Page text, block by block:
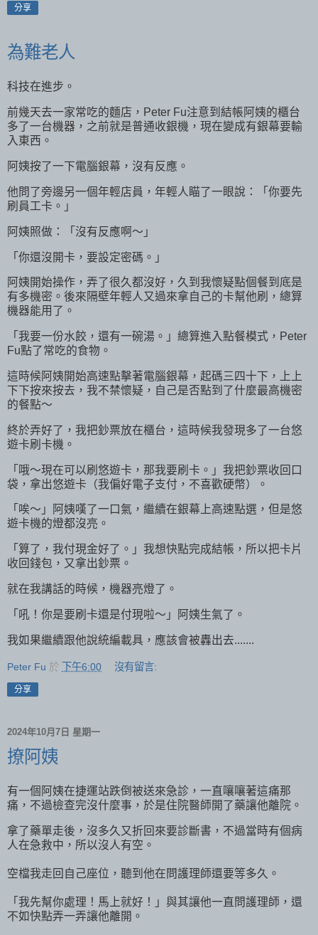
分享
為難老人
科技在進步。
前幾天去一家常吃的麵店，Peter Fu注意到結帳阿姨的櫃台
多了一台機器，之前就是普通收銀機，現在變成有銀幕要輸
入東西。
阿姨按了一下電腦銀幕，沒有反應。
他問了旁邊另一個年輕店員，年輕人瞄了一眼說：「你要先
刷員工卡。」
阿姨照做：「沒有反應啊～」
「你還沒開卡，要設定密碼。」
阿姨開始操作，弄了很久都沒好，久到我懷疑點個餐到底是
有多機密。後來隔壁年輕人又過來拿自己的卡幫他刷，總算
機器能用了。
「我要一份水餃，還有一碗湯。」總算進入點餐模式，Peter
Fu點了常吃的食物。
這時候阿姨開始高速點擊著電腦銀幕，起碼三四十下，上上
下下按來按去，我不禁懷疑，自己是否點到了什麼最高機密
的餐點～
終於弄好了，我把鈔票放在櫃台，這時候我發現多了一台悠
遊卡刷卡機。
「哦～現在可以刷悠遊卡，那我要刷卡。」我把鈔票收回口
袋，拿出悠遊卡（我偏好電子支付，不喜歡硬幣）。
「唉～」阿姨嘆了一口氣，繼續在銀幕上高速點選，但是悠
遊卡機的燈都沒亮。
「算了，我付現金好了。」我想快點完成結帳，所以把卡片
收回錢包，又拿出鈔票。
就在我講話的時候，機器亮燈了。
「吼！你是要刷卡還是付現啦～」阿姨生氣了。
我如果繼續跟他說統編載具，應該會被轟出去.......
Peter Fu 於 下午6:00 沒有留言:
分享
2024年10月7日 星期一
撩阿姨
有一個阿姨在捷運站跌倒被送來急診，一直嚷嚷著這痛那
痛，不過檢查完沒什麼事，於是住院醫師開了藥讓他離院。
拿了藥單走後，沒多久又折回來要診斷書，不過當時有個病
人在急救中，所以沒人有空。
空檔我走回自己座位，聽到他在問護理師還要等多久。
「我先幫你處理！馬上就好！」與其讓他一直問護理師，還
不如快點弄一弄讓他離開。